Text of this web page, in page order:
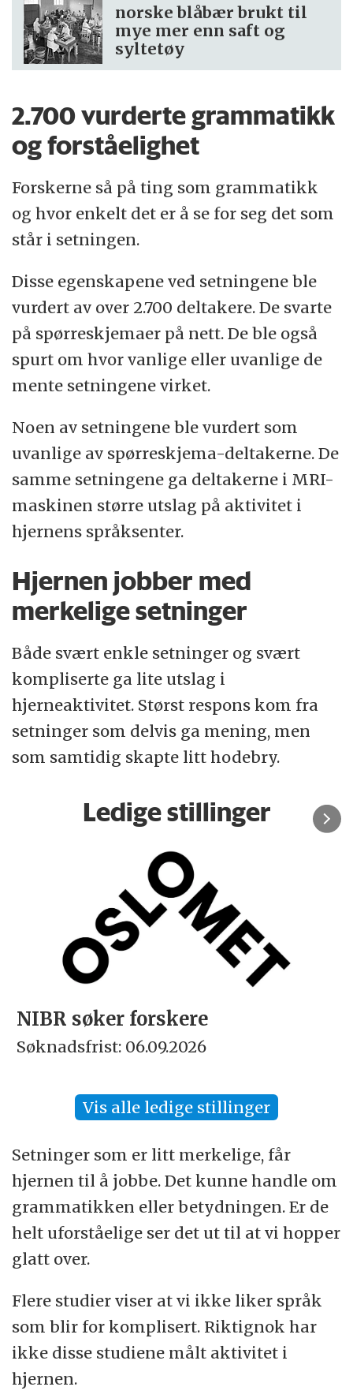
norske blåbær brukt til
mye mer enn saft og
syltetøy
2.700 vurderte grammatikk
og forståelighet
Forskerne så på ting som grammatikk
og hvor enkelt det er å se for seg det som
står i setningen.
Disse egenskapene ved setningene ble
vurdert av over 2.700 deltakere. De svarte
på spørreskjemaer på nett. De ble også
spurt om hvor vanlige eller uvanlige de
mente setningene virket.
Noen av setningene ble vurdert som
uvanlige av spørreskjema-deltakerne. De
samme setningene ga deltakerne i MRI-
maskinen større utslag på aktivitet i
hjernens språksenter.
Hjernen jobber med
merkelige setninger
Både svært enkle setninger og svært
kompliserte ga lite utslag i
hjerneaktivitet. Størst respons kom fra
setninger som delvis ga mening, men
som samtidig skapte litt hodebry.
Ledige stillinger
NIBR søker forskere
Søknadsfrist: 06.09.2026
Vis alle ledige stillinger
Setninger som er litt merkelige, får
hjernen til å jobbe. Det kunne handle om
grammatikken eller betydningen. Er de
helt uforståelige ser det ut til at vi hopper
glatt over.
Flere studier viser at vi ikke liker språk
som blir for komplisert. Riktignok har
ikke disse studiene målt aktivitet i
hjernen.